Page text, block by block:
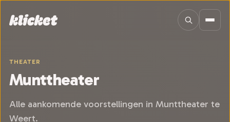
THEATER
Munttheater
Alle aankomende voorstellingen in Munttheater te
Weert.